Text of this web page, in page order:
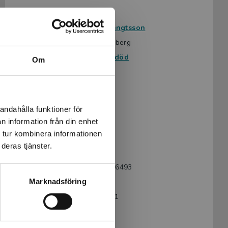
Om
funktioner för
information från din enhet
kombinera informationen
tjänster.
Marknadsföring
Torsten Bengtsson
Maria Sundberg
Serie:
På liv och död
Vänskap
Språk:
Svenska
Lättlästnivå:
Nivå 4
LIX:
9789180776493
Utgivningsår:
2024
Artikelnummer:
47513-EB01